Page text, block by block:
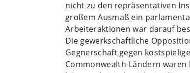
nicht zu den repräsentativen
großem Ausmaß ein
Arbeiteraktionen war darauf
Die gewerkschaftliche
Gegnerschaft gegen
Commonwealth-Ländern